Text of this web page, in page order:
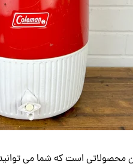
است که شما می